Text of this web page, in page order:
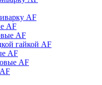
AF
AF
AF
гайкой AF
AF
AF